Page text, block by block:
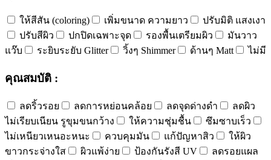
ให้สีสัน (coloring) เพิ่มขนาด ความยาว
ปรับมิติ แสงเงา
ปรับสีผิว
ปกปิดเฉพาะจุด รองพื้นเตรียมผิว
มันวาว
แว๊บ
ระยิบระยับ Glitter วิ้งๆ Shimmer ด้านๆ Matt ไม่มี
คุณสมบัติ :
ลดริ้วรอย ลดการหย่อนคล้อย ลดจุดด่างดำ
ลดผิว
ไม่เรียบเนียน รูขุมขนกว้าง
ให้ความชุ่มชื้น
ซึมซาบเร็ว
ไม่เหนียวเหนอะหนะ
ควบคุมมัน แก้ปัญหาสิว
ให้ผิว
ขาวกระจ่างใส
ผิวแพ้ง่าย ป้องกันรังสี UV
ลดรอยแผล